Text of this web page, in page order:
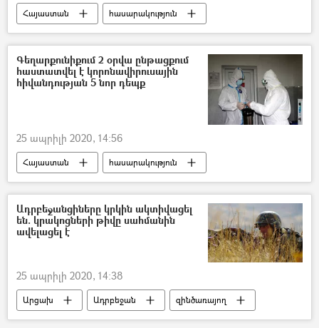
Հայաստան
հասարակություն
դանակահարություն
Երիտասարդ
Լոռի
Մարզ
ՀՀ Ոստիկանություն
Վթար, պատահար, սպանություն, գողություն
Գեղարքունիքում 2 օրվա ընթացքում
հաստատվել է կորոնավիրուսային
հիվանդության 5 նոր դեպք
25 ապրիլի 2020, 14:56
Հայաստան
հասարակություն
կորոնավիրուս
Գեղարքունիքի մարզ
Գնել Սանոսյան
Կորոնավիրուսը Հայաստանում և Արցախում
Ադրբեջանցիները կրկին ակտիվացել
են. կրակոցների թիվը սահմանին
ավելացել է
25 ապրիլի 2020, 14:38
Արցախ Ադրբեջան
զինծառայող
Սահման